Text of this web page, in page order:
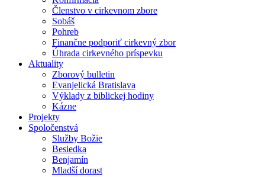
Členstvo v cirkevnom zbore
Sobáš
Pohreb
Finančne podporiť cirkevný zbor
Úhrada cirkevného príspevku
Aktuality
Zborový bulletin
Evanjelická Bratislava
Výklady z biblickej hodiny
Kázne
Projekty
Spoločenstvá
Služby Božie
Besiedka
Benjamín
Mladší dorast